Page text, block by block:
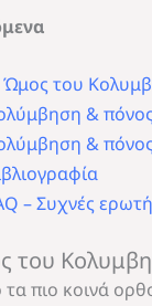
του
&
&
– Συχνές
του
πιο κοινά